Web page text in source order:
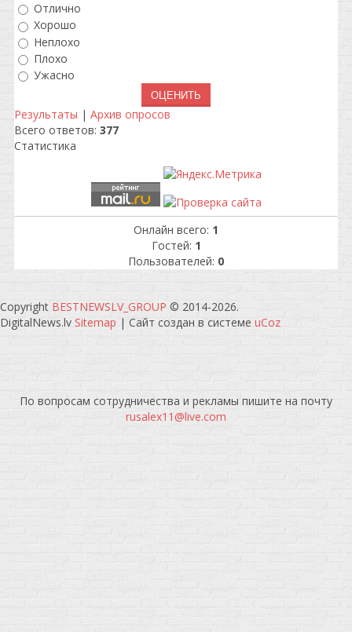
Отлично
Хорошо
Неплохо
Плохо
Ужасно
Результаты | Архив опросов
Всего ответов: 377
Статистика
Онлайн всего: 1
Гостей: 1
Пользователей: 0
Copyright BESTNEWSLV_GROUP © 2014-2026.
DigitalNews.lv Sitemap | Сайт создан в системе uCoz
По вопросам сотрудничества и рекламы пишите на почту
rusalex11@live.com